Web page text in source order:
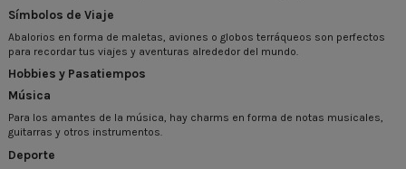
Símbolos de Viaje
Abalorios en forma de maletas, aviones o globos terráqueos son perfectos
para recordar tus viajes y aventuras alrededor del mundo.
Hobbies y Pasatiempos
Música
Para los amantes de la música, hay charms en forma de notas musicales,
guitarras y otros instrumentos.
Deporte